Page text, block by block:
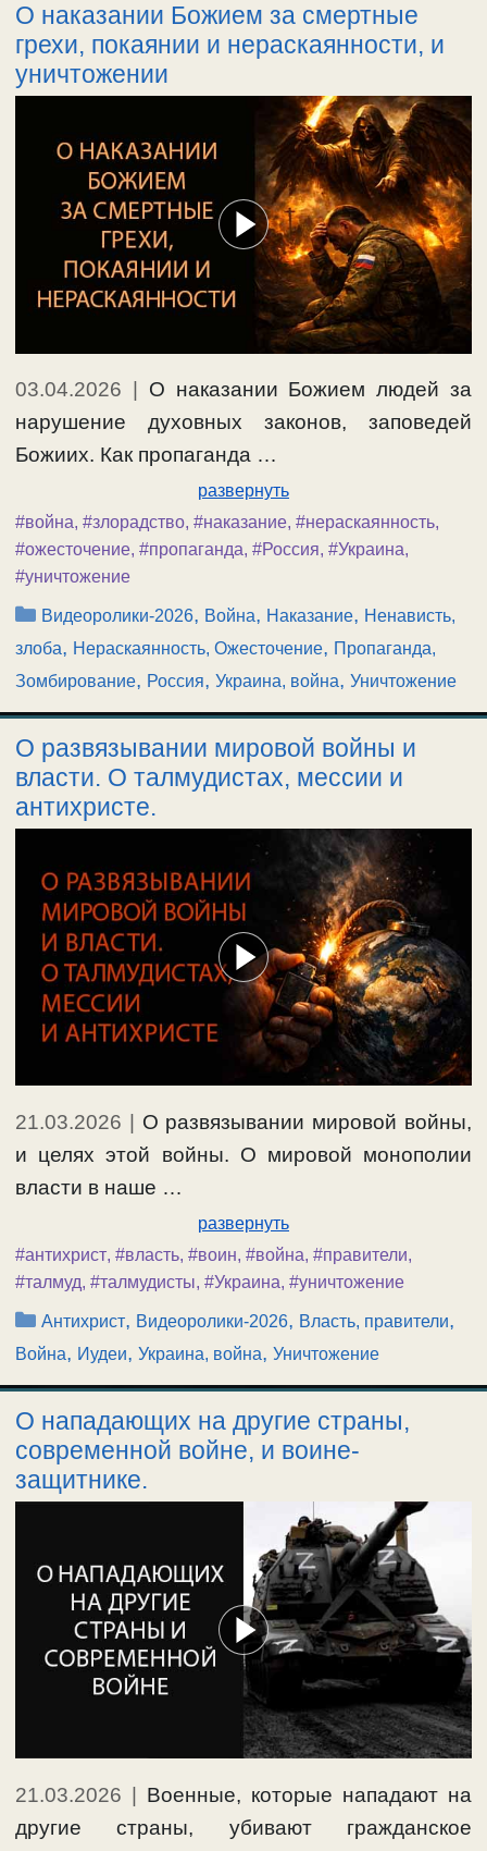
О наказании Божием за смертные
грехи, покаянии и нераскаянности, и
уничтожении
03.04.2026
О наказании Божием людей за
нарушение духовных законов, заповедей
Божиих. Как пропаганда …
развернуть
#война, #злорадство, #наказание, #нераскаянность,
#ожесточение, #пропаганда, #Россия, #Украина,
#уничтожение
Рубрики
Видеоролики-2026, Война, Наказание, Ненависть,
злоба, Нераскаянность, Ожесточение, Пропаганда,
Зомбирование, Россия, Украина, война, Уничтожение
О развязывании мировой войны и
власти. О талмудистах, мессии и
антихристе.
21.03.2026 | О развязывании мировой войны,
и целях этой войны. О мировой монополии
власти в наше …
развернуть
#антихрист, #власть, #воин, #война, #правители,
#талмуд, #талмудисты, #Украина, #уничтожение
Рубрики
Антихрист, Видеоролики-2026, Власть, правители,
Война, Иудеи, Украина, война, Уничтожение
О нападающих на другие страны,
современной войне, и воине-
защитнике.
21.03.2026 | Военные, которые нападают на
другие страны, убивают гражданское